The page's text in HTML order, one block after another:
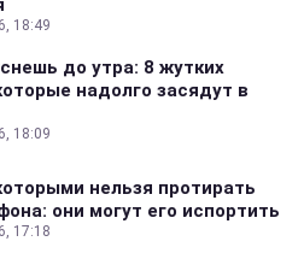
18:49
до утра: 8 жутких
надолго засядут в
18:09
нельзя протирать
они могут его испортить
17:18